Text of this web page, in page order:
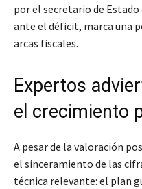
por el secretario de
ante el déficit, marca una
arcas fiscales.
Expertos
el crecimiento
A pesar de la valoración
el sinceramiento de las
técnica relevante: el plan